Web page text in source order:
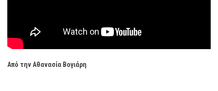
Από την Αθανασία Βογιάρη